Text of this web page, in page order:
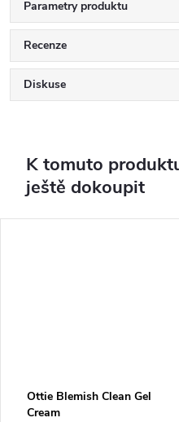
Parametry produktu
Recenze
Diskuse
K tomuto
ještě dokoupit
Ottie Blemish Clean Gel
Cream